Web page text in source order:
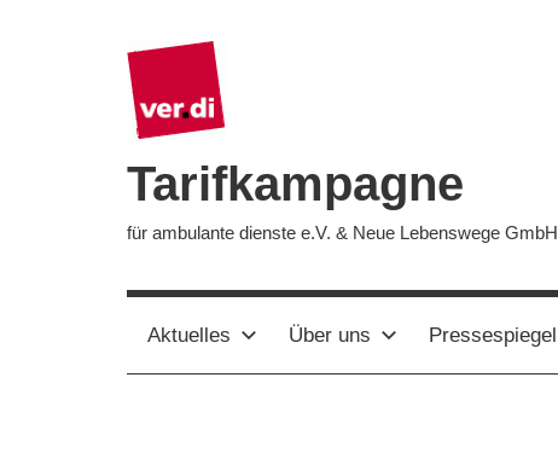
Tarifkampagne
für ambulante dienste e.V. & Neue Lebenswege GmbH
Aktuelles Über uns Pressespiegel